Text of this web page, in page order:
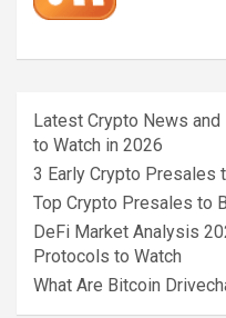
Latest Crypto News
to Watch in 2026
3 Early Crypto Presales
Top Crypto Presales to
DeFi Market Analysis
Protocols to Watch
What Are Bitcoin